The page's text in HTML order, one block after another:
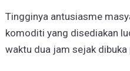
Tingginya antusiasme
komoditi yang disediakan
waktu dua jam sejak dibuka